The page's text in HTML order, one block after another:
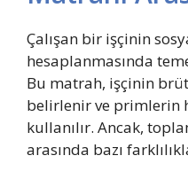
Çalışan bir işçinin
hesaplanmasında
Bu matrah, işçinin
belirlenir ve primlerin
kullanılır. Ancak,
arasında bazı